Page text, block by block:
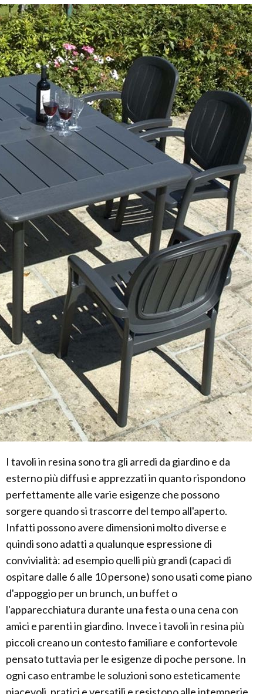
I tavoli in resina sono tra gli arredi da giardino e da
esterno più diffusi e apprezzati in quanto rispondono
perfettamente alle varie esigenze che possono
sorgere quando si trascorre del tempo all'aperto.
Infatti possono avere dimensioni molto diverse e
quindi sono adatti a qualunque espressione di
convivialità: ad esempio quelli più grandi (capaci di
ospitare dalle 6 alle 10 persone) sono usati come piano
d'appoggio per un brunch, un buffet o
l'apparecchiatura durante una festa o una cena con
amici e parenti in giardino. Invece i tavoli in resina più
piccoli creano un contesto familiare e confortevole
pensato tuttavia per le esigenze di poche persone. In
ogni caso entrambe le soluzioni sono esteticamente